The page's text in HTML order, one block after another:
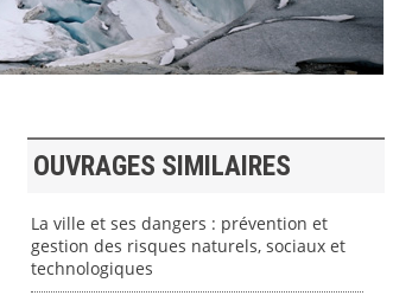
OUVRAGES SIMILAIRES
La ville et ses dangers : prévention et
gestion des risques naturels, sociaux et
technologiques